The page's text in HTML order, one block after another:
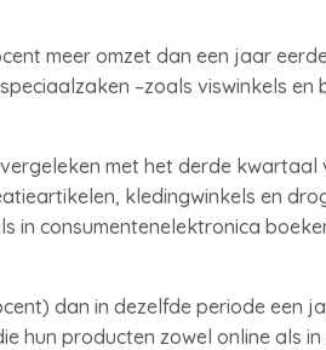
meer omzet dan een jaar
–zoals viswinkels en
met het derde kwartaal
kledingwinkels en
in consumentenelektronica
dan in dezelfde periode een
hun producten zowel online als